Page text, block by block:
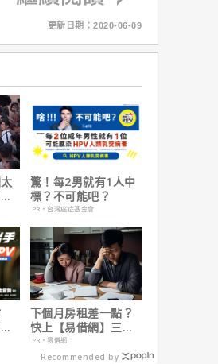
更新日期：2020-06-09
驚！每2男就有1人中
標？不可能吧？
PR・台灣癌症基金會
下個月房租差一點？
快上【易借網】三分
鐘解決燃眉之急
PR・易借網
Recommended by